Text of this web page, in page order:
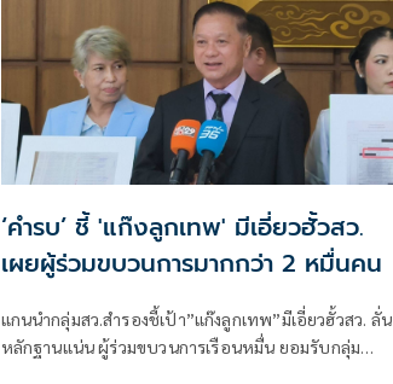
‘คำรบ’ ชี้ 'แก๊งลูกเทพ' มีเอี่ยวฮั้วสว.
เผยผู้ร่วมขบวนการมากกว่า 2 หมื่นคน
แกนนำกลุ่มสว.สำรองชี้เป้า”แก๊งลูกเทพ”มีเอี่ยวฮั้วสว. ลั่น
หลักฐานแน่น ผู้ร่วมขบวนการเรือนหมื่น ยอมรับกลุ่ม